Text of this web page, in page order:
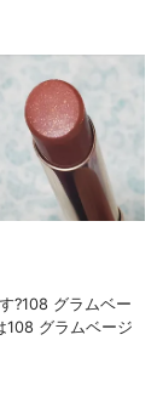
?108 グラムベー
108 グラムベージ